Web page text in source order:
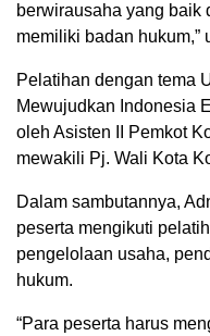
berwirausaha yang baik
memiliki badan hukum,”
Pelatihan dengan tema
Mewujudkan Indonesia
oleh Asisten II Pemkot
mewakili Pj. Wali Kota
Dalam sambutannya,
peserta mengikuti
pengelolaan usaha,
hukum.
“Para peserta harus